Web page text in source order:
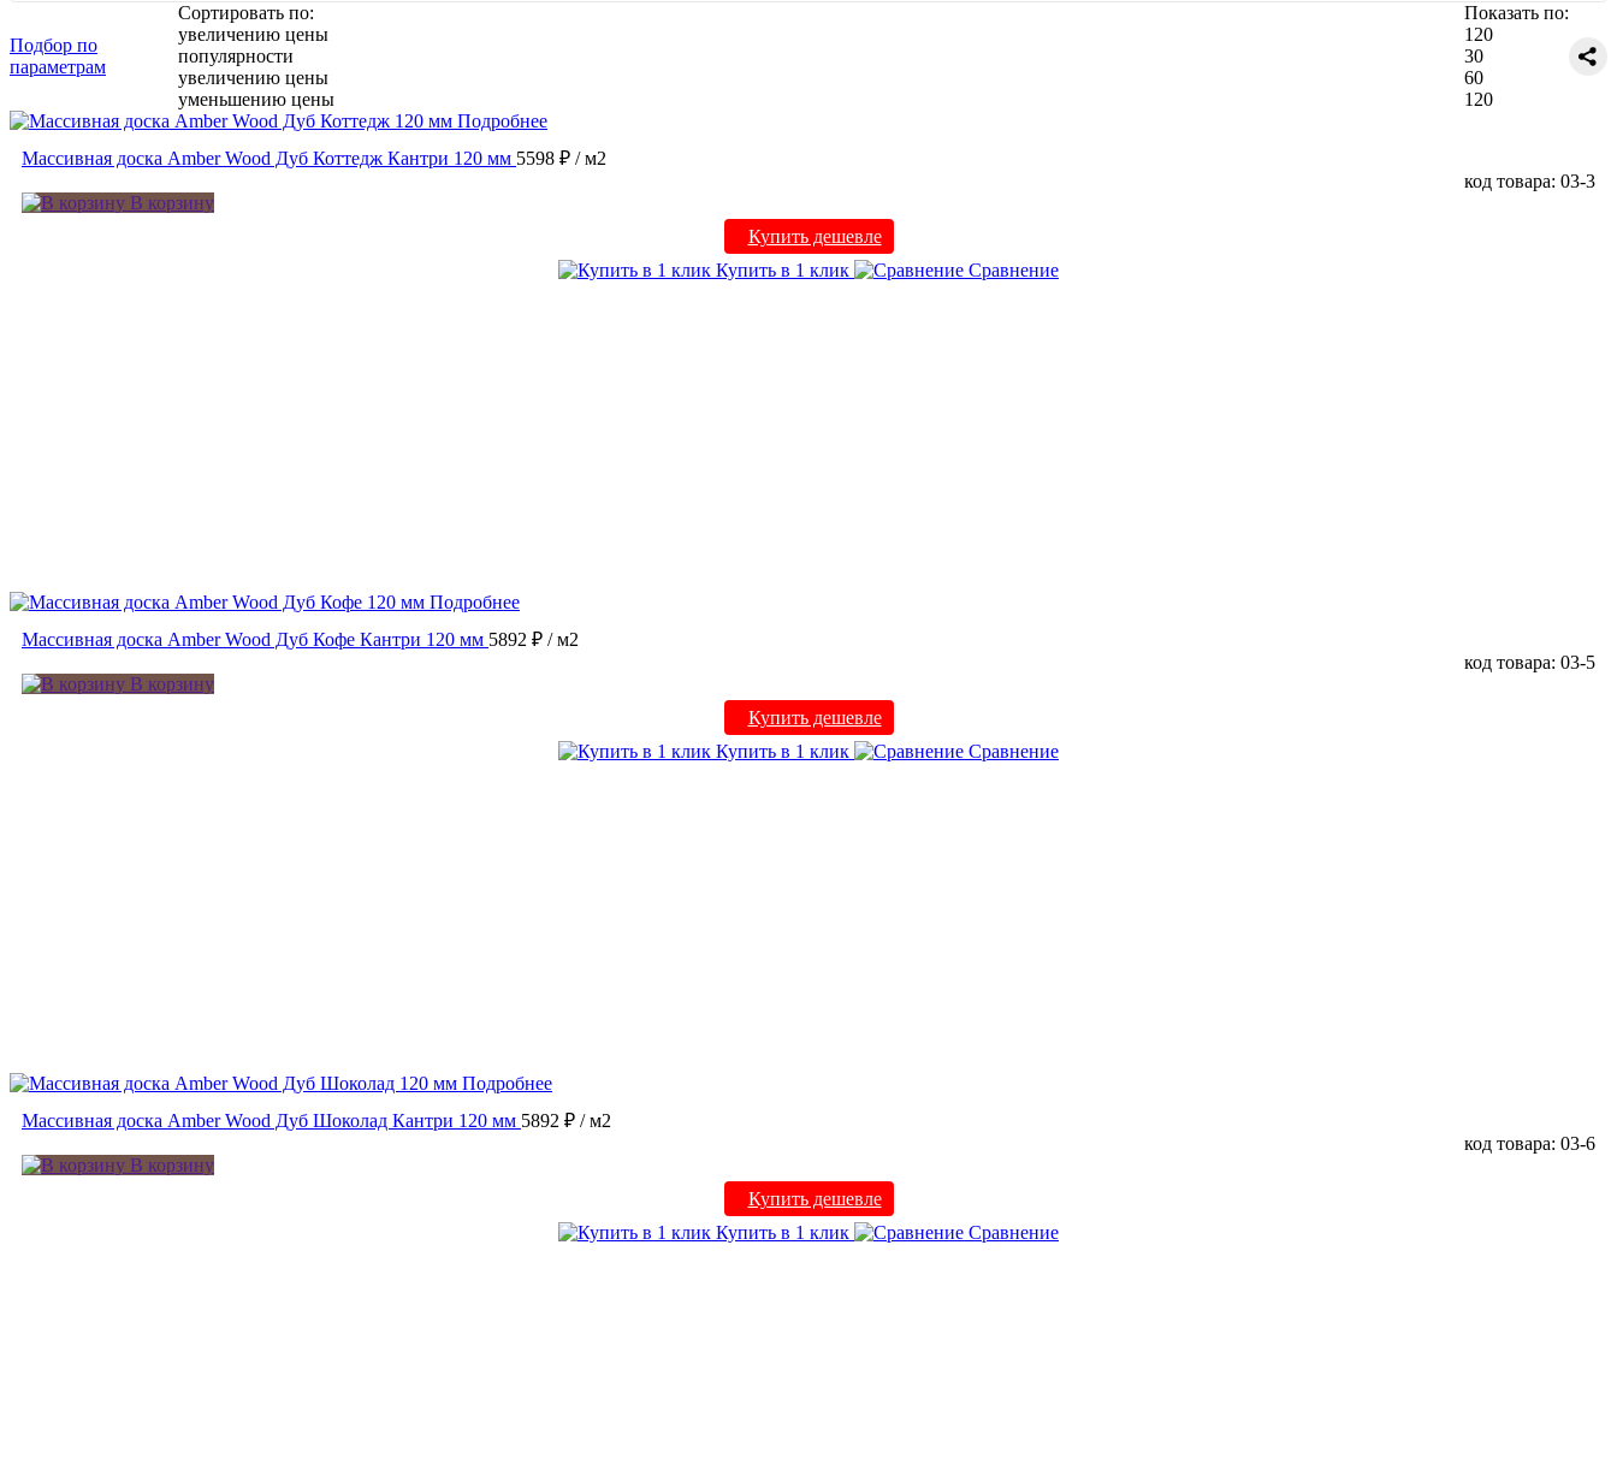
Подбор по
параметрам
Сортировать по:
увеличению цены
популярности
увеличению цены
уменьшению цены
Показать по:
120
30
60
120
Подробнее
Массивная доска Amber Wood Дуб Коттедж Кантри 120 мм 5598 ₽ / м2
код товара: 03-3
В корзину
Купить дешевле
Купить в 1 клик
Сравнение
Подробнее
Массивная доска Amber Wood Дуб Кофе Кантри 120 мм 5892 ₽ / м2
код товара: 03-5
В корзину
Купить дешевле
Купить в 1 клик
Сравнение
Подробнее
Массивная доска Amber Wood Дуб Шоколад Кантри 120 мм 5892 ₽ / м2
код товара: 03-6
В корзину
Купить дешевле
Купить в 1 клик
Сравнение